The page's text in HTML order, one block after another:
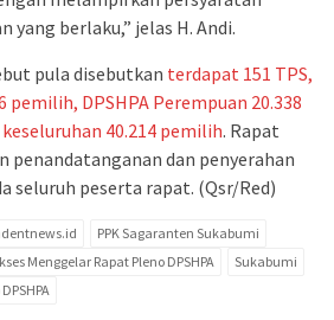
yang berlaku,” jelas H. Andi.
pula disebutkan terdapat 151 TPS,
pemilih, DPSHPA Perempuan 20.338
40.214 pemilih. Rapat
penandatanganan dan penyerahan
seluruh peserta rapat. (Qsr/Red)
PPK Sagaranten Sukabumi
Menggelar Rapat Pleno DPSHPA
Sukabumi